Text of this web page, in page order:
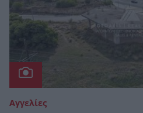
Αγγελίες